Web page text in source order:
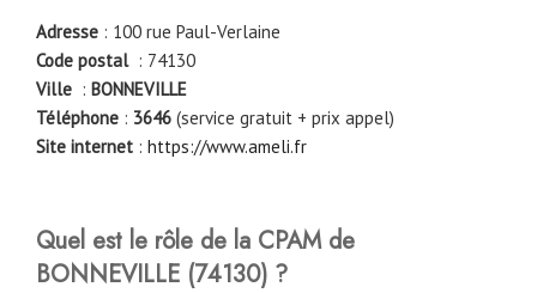
Adresse : 100 rue Paul-Verlaine
Code postal: 74130
Ville : BONNEVILLE
Téléphone : 3646 (service gratuit + prix appel)
Site internet : https://www.ameli.fr
Quel est le rôle de la CPAM de
BONNEVILLE (74130) ?